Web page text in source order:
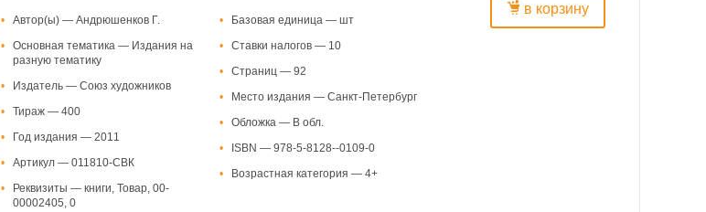
в корзину
•
Автор(ы) — Андрюшенков Г.
•
Основная тематика — Издания на
разную тематику
•
Издатель — Союз художников
•
Тираж — 400
•
Год издания — 2011
•
Артикул — 011810-СВК
•
Реквизиты — книги, Товар, 00-
00002405, 0
•
Базовая единица — шт
•
Ставки налогов — 10
•
Страниц — 92
•
Место издания — Санкт-Петербург
•
Обложка — В обл.
•
ISBN — 978-5-8128--0109-0
•
Возрастная категория — 4+